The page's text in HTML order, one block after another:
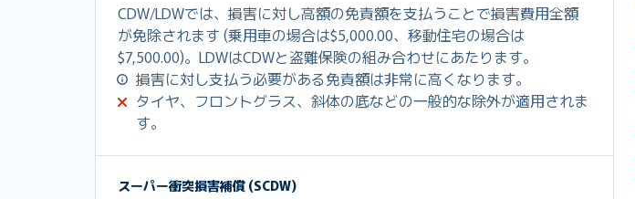
CDW/LDWでは、損害に対し高額の免責額を支払うことで損害費用全額
が免除されます (乗用車の場合は$5,000.00、移動住宅の場合は
$7,500.00)。LDWはCDWと盗難保険の組み合わせにあたります。
損害に対し支払う必要がある免責額は非常に高くなります。
タイヤ、フロントグラス、斜体の底などの一般的な除外が適用されま
す。
スーパー衝突損害補償 (SCDW)